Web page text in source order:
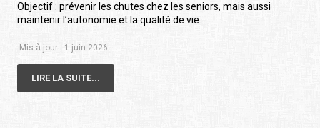
Objectif : prévenir les chutes chez les seniors, mais aussi
maintenir l’autonomie et la qualité de vie.
Mis à jour : 1 juin 2026
LIRE LA SUITE...